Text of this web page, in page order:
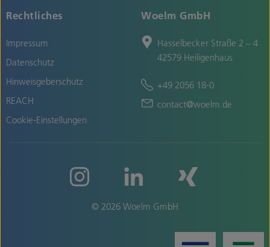
Rechtliches
Impressum
Datenschutz
Hinweisgeberschutz
REACH
Cookie-Einstellungen
Woelm GmbH
Hasselbecker Straße 2 – 4
42579 Heiligenhaus
+49 2056 18-0
contact@woelm.de
© 2026 Woelm GmbH